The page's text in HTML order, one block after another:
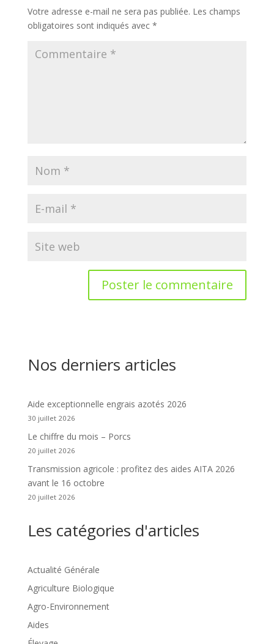
Votre adresse e-mail ne sera pas publiée. Les champs
obligatoires sont indiqués avec *
Nos derniers articles
Aide exceptionnelle engrais azotés 2026
30 juillet 2026
Le chiffre du mois – Porcs
20 juillet 2026
Transmission agricole : profitez des aides AITA 2026
avant le 16 octobre
20 juillet 2026
Les catégories d'articles
Actualité Générale
Agriculture Biologique
Agro-Environnement
Aides